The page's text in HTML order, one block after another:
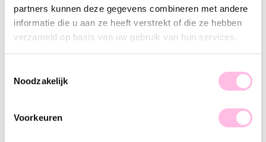
partners kunnen deze gegevens combineren met andere
informatie die u aan ze heeft verstrekt of die ze hebben
verzameld op basis van uw gebruik van hun services.
Noodzakelijk
Voorkeuren
Description Features SKU
Complete your look with this cheerful bracelet. A perfect
This bracelet is available in multiple colors… shop your